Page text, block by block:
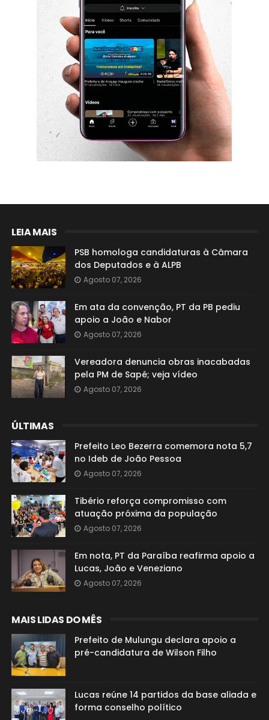
LEIA MAIS
PSB homologa candidaturas à Câmara
dos Deputados e à ALPB
Agosto 07, 2026
Em ata da convenção, PT da PB pediu
apoio a João e Nabor
Agosto 07, 2026
Vereadora denuncia obras inacabadas
pela PM de Sapé; veja vídeo
Agosto 07, 2026
ÚLTIMAS
Prefeito Leo Bezerra comemora nota 5,7
no Ideb de João Pessoa
Agosto 07, 2026
Tibério reforça compromisso com
atuação próxima da população
Agosto 07, 2026
Em nota, PT da Paraíba reafirma apoio a
Lucas, João e Veneziano
Agosto 07, 2026
MAIS LIDAS DO MÊS
Prefeito de Mulungu declara apoio a
pré-candidatura de Wilson Filho
Lucas reúne 14 partidos da base aliada e
forma conselho político